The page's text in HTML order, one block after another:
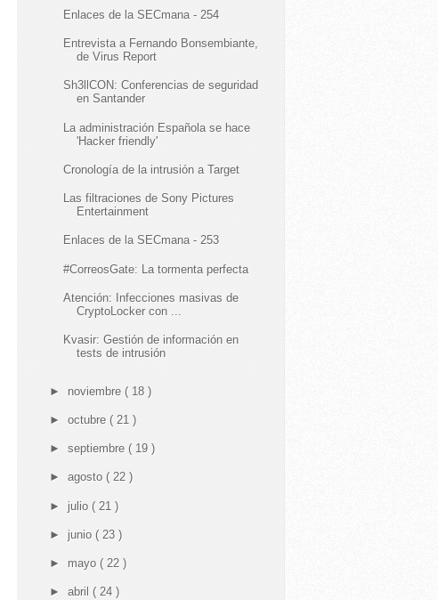
Enlaces de la SECmana - 254
Entrevista a Fernando Bonsembiante,
de Virus Report
Sh3llCON: Conferencias de seguridad
en Santander
La administración Española se hace
'Hacker friendly'
Cronología de la intrusión a Target
Las filtraciones de Sony Pictures
Entertainment
Enlaces de la SECmana - 253
#CorreosGate: La tormenta perfecta
Atención: Infecciones masivas de
CryptoLocker con ...
Kvasir: Gestión de información en
tests de intrusión
► noviembre ( 18 )
► octubre ( 21 )
► septiembre ( 19 )
► agosto ( 22 )
► julio ( 21 )
► junio ( 23 )
► mayo ( 22 )
► abril ( 24 )